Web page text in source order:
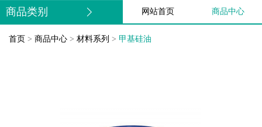
商品类别 网站首页 商品中心
首页 > 商品中心 > 材料系列 > 甲基硅油